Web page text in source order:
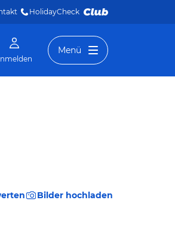
HolidayCheck
Menü
Bilder hochladen